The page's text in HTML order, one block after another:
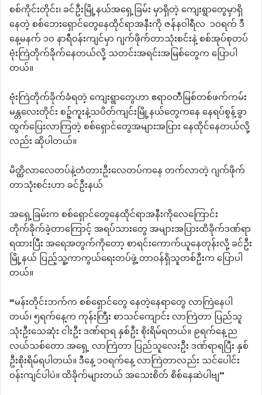
စစ်ကိုင်းတိုင်း၊ ခင်ဦးမြို့နယ်အရှေ့ခြမ်း မှာရှိတဲ့ ကျေးရွာတွေမှာရှိ
နေတဲ့ စစ်ဘေးရှောင်တွေနေထိုင်ရာအနီးကို ဇန်နဝါရီလ ၁၀ရက် ဒီ
နေ့မနက် ၁၀ နာရီဝန်းကျင်မှာ ဂျက်ဖိုက်တာသုံးစင်းနဲ့ စစ်အုပ်စုတပ်
ဗုံးကြဲတိုက်ခိုက်နေတယ်လို့ သတင်းအရင်းအမြစ်တွေက ပြောပါ
တယ်။
ဗုံးကြဲတိုက်ခိုက်ခံရတဲ့ ကျေးရွာတွေဟာ ဧရာဝတီမြစ်တစ်ဖက်ကမ်း
မန္တလေးတိုင်း စဉ့်ကူးနဲ့သပိတ်ကျင်းမြို့နယ်တွေကနေ နေရပ်စွန့်ခွာ
ထွက်ပြေးလာကြတဲ့ စစ်ရှောင်တွေအများအပြား နေထိုင်နေတယ်လို့
လည်း ဆိုပါတယ်။
မိတ္ထိလာလေတပ်နဲ့တံတားဦးလေတပ်ကနေ တက်လာတဲ့ ဂျက်ဖိုက်
တာသုံးစင်းဟာ ခင်ဦးနယ်
အရှေ့ခြမ်းက စစ်ရှောင်တွေနေထိုင်ရာအနီးကိုလေကြောင်း
တိုက်ခိုက်ခဲ့တာကြောင့် အရပ်သားတွေ အများအပြားထိခိုက်ဒဏ်ရာ
ရထားပြီး အရေအတွက်ကိုတော့ စာရင်းကောက်ယူနေတုန်းလို့ ခင်ဦး
မြို့နယ် ပြည့်သူ့ကာကွယ်ရေးတပ်ဖွဲ့ တာဝန်ရှိသူတစ်ဦးက ပြောပါ
တယ်။
“မန်းတိုင်းဘက်က စစ်ရှောင်တွေ နေတဲ့နေရာတွေ လာကြဲနေပါ
တယ်၊ ၅ရက်နေ့က ကုန်းကြီး စာသင်ကျောင်း လာကြဲတာ ပြည်သူ
သုံးဦးသေဆုံး ငါးဦး ဒဏ်ရာရ နှစ်ဦး စိုးရိမ်ရတယ်။ ၉ရက်နေ့ည
လယ်သစ်တော အရှေ့ လာကြဲတာ ပြည်သူလေးဦး ဒဏ်ရာရပြီး နှစ်
ဦးစိုးရိမ်ရပါတယ်။ ဒီနေ့ ၁၀ရက်နေ့ လာကြဲတာလည်း သင်ပေါင်း
ဝန်းကျင်ပါပဲ။ ထိခိုက်များတယ် အသေးစိတ် စိစ်နေဆဲပါဗျ”